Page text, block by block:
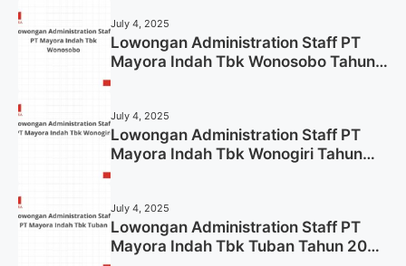
July 4, 2025
Lowongan Administration Staff PT
Mayora Indah Tbk Wonosobo Tahun
July 4, 2025
Lowongan Administration Staff PT
Mayora Indah Tbk Wonogiri Tahun
July 4, 2025
Lowongan Administration Staff PT
Mayora Indah Tbk Tuban Tahun 2025